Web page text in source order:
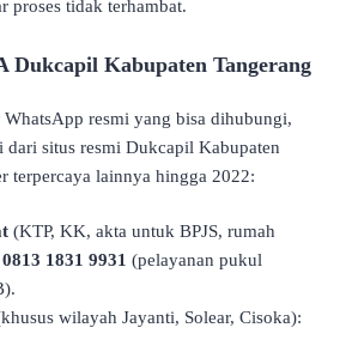
proses tidak terhambat.
Dukcapil Kabupaten Tangerang
resmi yang bisa dihubungi,
dari situs resmi Dukcapil Kabupaten
terpercaya lainnya hingga 2022:
(KTP, KK, akta untuk BPJS, rumah
0813 1831 9931 (pelayanan pukul
wilayah Jayanti, Solear, Cisoka):